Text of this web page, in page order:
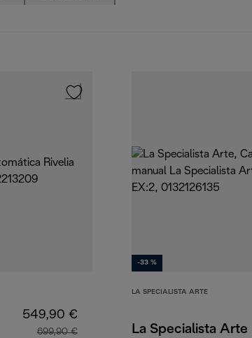
549,90 €
699,90 €
-33 %
LA SPECIALISTA ARTE
La Specialista Arte